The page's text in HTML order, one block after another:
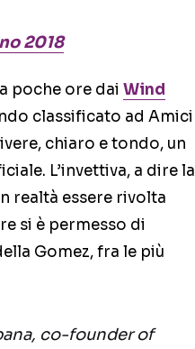
2018
poche ore dai Wind
classificato ad Amici
chiaro e tondo, un
L’invettiva, a dire la
realtà essere rivolta
si è permesso di
Gomez, fra le più
co-founder of